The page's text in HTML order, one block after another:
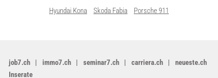
Hyundai Kona
Skoda Fabia Porsche 911
job7.ch immo7.ch seminar7.ch carriera.ch
neueste.ch
Inserate